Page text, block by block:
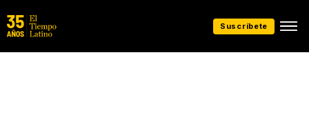
Suscríbete